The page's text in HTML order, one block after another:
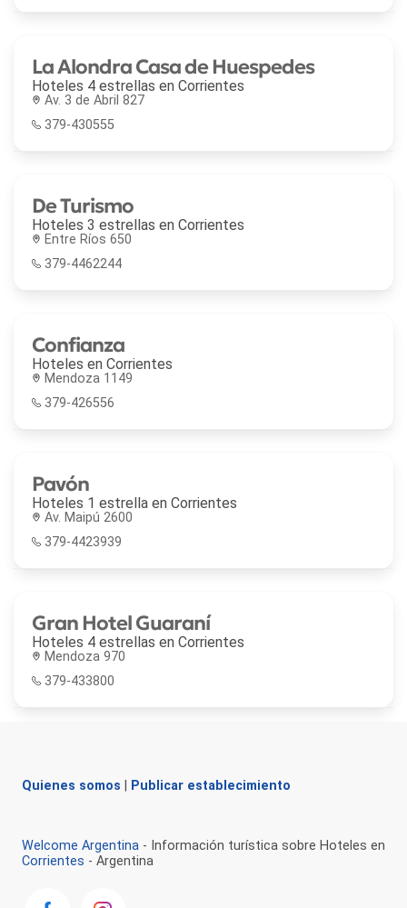
La Alondra Casa de Huespedes
Hoteles 4 estrellas en Corrientes
Av. 3 de Abril 827
379-430555
De Turismo
Hoteles 3 estrellas en Corrientes
Entre Ríos 650
379-4462244
Confianza
Hoteles en Corrientes
Mendoza 1149
379-426556
Pavón
Hoteles 1 estrella en Corrientes
Av. Maipú 2600
379-4423939
Gran Hotel Guaraní
Hoteles 4 estrellas en Corrientes
Mendoza 970
379-433800
Quienes somos Publicar establecimiento
Welcome Argentina - Información turística sobre Hoteles en
Corrientes - Argentina